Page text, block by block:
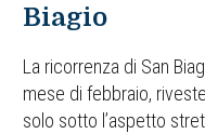
Biagio
La ricorrenza di San
mese di febbraio,
solo sotto l’aspetto